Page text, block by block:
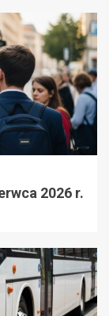
2026 r.